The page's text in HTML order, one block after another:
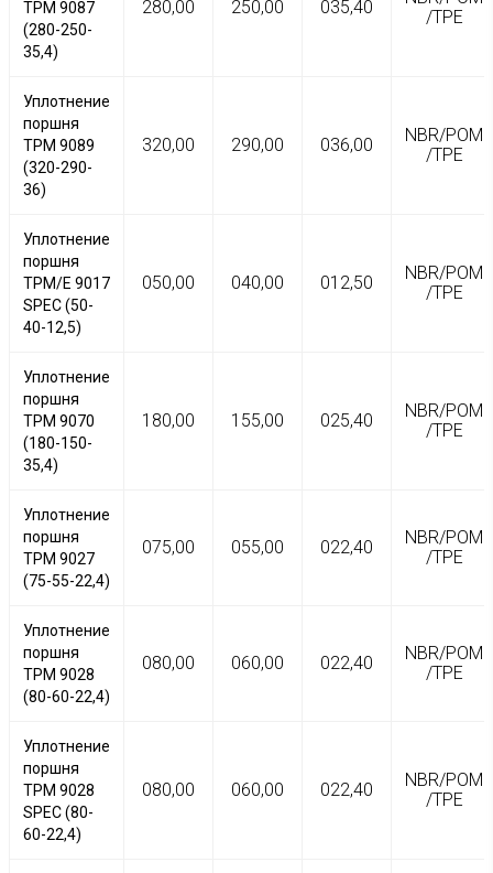
TPM 9087
(280-250-
35,4)
280,00 250,00 035,40
/TPE
Уплотнение
поршня
TPM 9089
(320-290-
36)
320,00 290,00 036,00
NBR/POM
/TPE
Уплотнение
поршня
TPM/Е 9017
SPEC (50-
40-12,5)
050,00 040,00 012,50
NBR/POM
/TPE
Уплотнение
поршня
TPM 9070
(180-150-
35,4)
180,00 155,00 025,40
NBR/POM
/TPE
Уплотнение
поршня
TPM 9027
(75-55-22,4)
075,00 055,00 022,40
NBR/POM
/TPE
Уплотнение
поршня
TPM 9028
(80-60-22,4)
080,00 060,00 022,40
NBR/POM
/TPE
Уплотнение
поршня
TPM 9028
SPEC (80-
60-22,4)
080,00 060,00 022,40
NBR/POM
/TPE